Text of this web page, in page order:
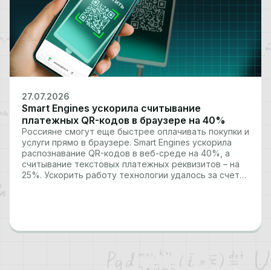
27.07.2026
Smart Engines ускорила считывание
платежных QR-кодов в браузере на 40%
Россияне смогут еще быстрее оплачивать покупки и
услуги прямо в браузере. Smart Engines ускорила
распознавание QR-кодов в веб-среде на 40%, а
считывание текстовых платежных реквизитов – на
25%. Ускорить работу технологии удалось за счет